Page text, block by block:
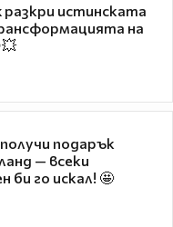
истинската
на
подарък
— всеки
би го искал! 🤩